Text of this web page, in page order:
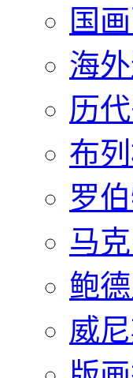
国
海
历
布
罗
马
鲍
威